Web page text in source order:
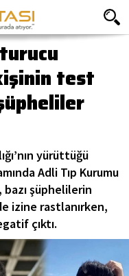
test
yürüttüğü
Adli Tıp Kurumu
bazı şüphelilerin
izine rastlanırken,
çıktı.